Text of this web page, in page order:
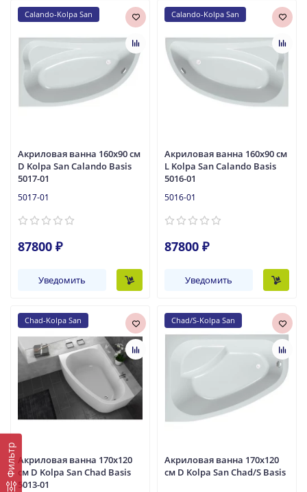
Фильтр
Calando-Kolpa San
Акриловая ванна 160x90 см
D Kolpa San Calando Basis
5017-01
5017-01
87800 ₽
Уведомить
Calando-Kolpa San
Акриловая ванна 160x90 см
L Kolpa San Calando Basis
5016-01
5016-01
87800 ₽
Уведомить
Chad-Kolpa San
Акриловая ванна 170x120
см D Kolpa San Chad Basis
5013-01
Chad/S-Kolpa San
Акриловая ванна 170x120
см D Kolpa San Chad/S Basis